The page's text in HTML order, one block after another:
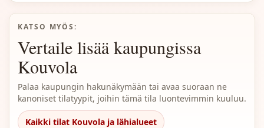
KATSO MYÖS:
Vertaile lisää kaupungissa
Kouvola
Palaa kaupungin hakunäkymään tai avaa suoraan ne
kanoniset tilatyypit, joihin tämä tila luontevimmin kuuluu.
Kaikki tilat Kouvola ja lähialueet